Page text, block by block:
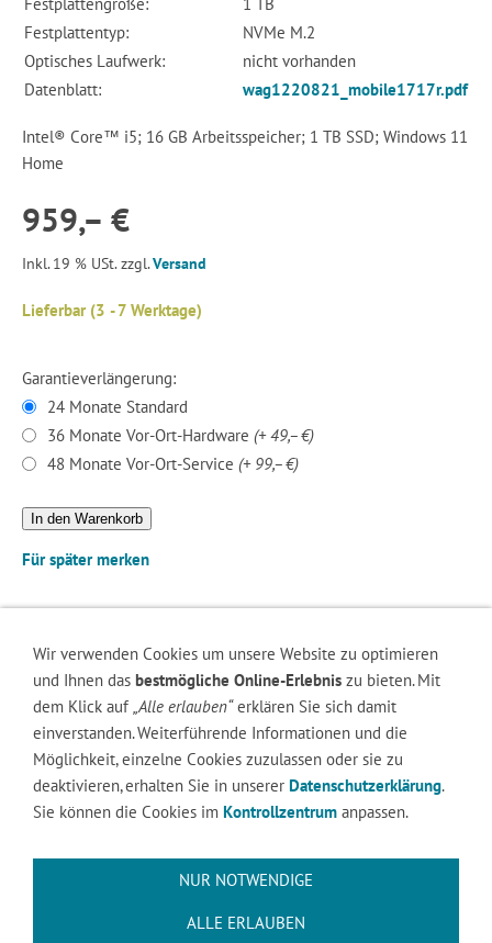
Festplattentyp:
NVMe M.2
Optisches Laufwerk:
nicht vorhanden
Datenblatt:
wag1220821_mobile1717r.pdf
Intel® Core™ i5; 16 GB Arbeitsspeicher; 1 TB SSD; Windows 11
Home
959,– €
Inkl. 19 % USt. zzgl.Versand
Lieferbar (3 - 7 Werktage)
Garantieverlängerung:
24 Monate Standard
36 Monate Vor-Ort-Hardware (+ 49,– €)
48 Monate Vor-Ort-Service (+ 99,– €)
In den Warenkorb
Für später merken
RECHTLICHES
Versand & Zahlung
Datenschutzerklärung
Online Streitbeilegungsplattform
Impressum
0571 / 730 756 -14
Mindener Str. 432, 32479
Wir verwenden Cookies um unsere Website zu optimieren
und Ihnen das bestmögliche Online-Erlebnis zu bieten. Mit
dem Klick auf „Alle erlauben“erklären Sie sich damit
einverstanden. Weiterführende Informationen und die
Möglichkeit, einzelne Cookies zuzulassen oder sie zu
deaktivieren, erhalten Sie in unserer Datenschutzerklärung.
Sie können die Cookies im Kontrollzentrum anpassen.
NUR NOTWENDIGE
ALLE ERLAUBEN